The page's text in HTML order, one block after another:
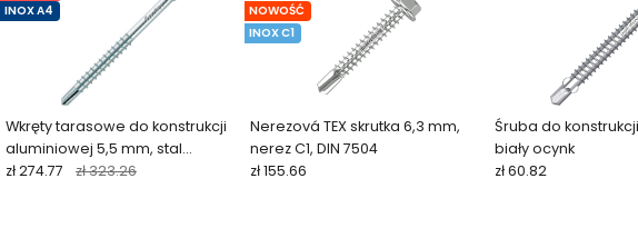
Wkręty tarasowe do konstrukcji
aluminiowej 5,5 mm, stal
nierdzewna A4 (200 szt.)
INOX A4
zł 274.77 zł 323.26
Nerezová TEX skrutka 6,3 mm,
nerez C1, DIN 7504
NOWOŚĆ
INOX C1
zł 155.66
Śruba do
biały ocynk
zł 60.82